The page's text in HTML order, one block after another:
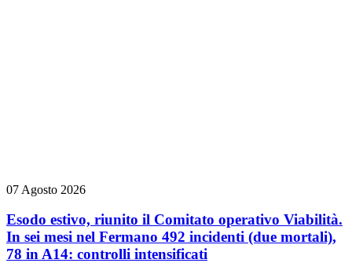
07 Agosto 2026
Esodo estivo, riunito il Comitato operativo Viabilità.
In sei mesi nel Fermano 492 incidenti (due mortali),
78 in A14: controlli intensificati